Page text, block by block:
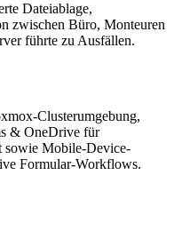
Dateiablage,
zwischen Büro, Monteuren
führte zu Ausfällen.
Clusterumgebung,
& OneDrive für
sowie Mobile-Device-
Formular-Workflows.